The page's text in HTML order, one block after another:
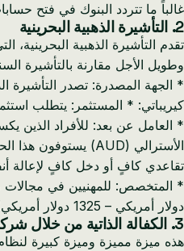
غالباً ما تتردد البنوك في فتح حسابات للشركات التي لا يتجاوز رأس
2. التأشيرة الذهبية البحرينية
وطويل الأجل مقارنة بالتأشيرة
كيريباتي: * المستثمر: يتطلب استثماراً كبيراً بقيمة 200,000 دينار بحريني (حوالي 530,000 دولار أمريكي) أو أكثر في شركات بحرينية أو
تقاعدي كافٍ أو دخل كافٍ لإعالة
دولار أمريكي – 1325 دولار أمريكي).
3. الكفالة الذاتية من خلال شركتك